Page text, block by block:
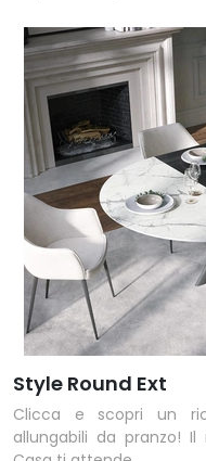
Style Round Ext
Clicca e scopri un
allungabili da pranzo!